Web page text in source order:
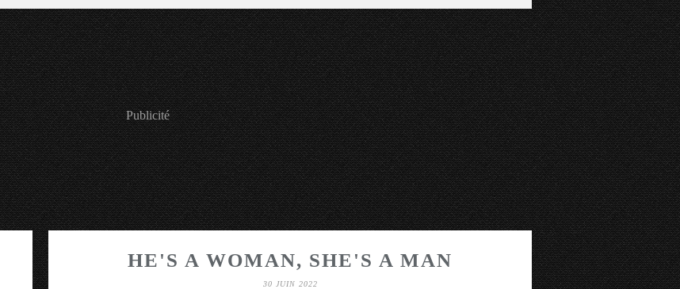
Publicité
HE'S A WOMAN, SHE'S A MAN
30 JUIN 2022